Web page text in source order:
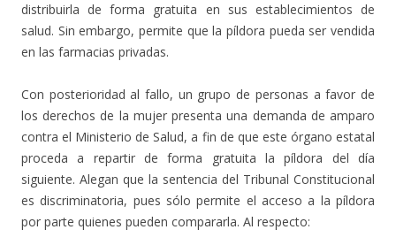
distribuirla de forma gratuita en sus establecimientos de
salud. Sin embargo, permite que la píldora pueda ser vendida
en las farmacias privadas.
Con posterioridad al fallo, un grupo de personas a favor de
los derechos de la mujer presenta una demanda de amparo
contra el Ministerio de Salud, a fin de que este órgano estatal
proceda a repartir de forma gratuita la píldora del día
siguiente. Alegan que la sentencia del Tribunal Constitucional
es discriminatoria, pues sólo permite el acceso a la píldora
por parte quienes pueden compararla. Al respecto: